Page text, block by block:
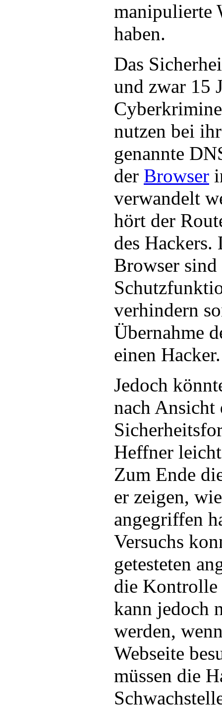
manipulierte
haben.
Das
und zwar 15
nutzen bei
genannte
der Browser
verwandelt
hört der
des Hackers.
Browser
verhindern
Übernahme
einen Hacker.
Jedoch
nach Ansicht
Heffner
Zum Ende
er zeigen,
angegriffen
Versuchs
getesteten
die Kontrolle
kann jedoch
werden,
Webseite
müssen die